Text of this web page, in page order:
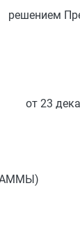
решением
от 23